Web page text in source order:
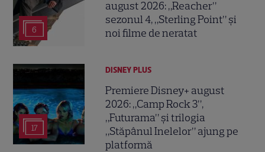
6
august 2026: „Reacher”
sezonul 4, „Sterling Point” și
noi filme de neratat
17
DISNEY PLUS
Premiere Disney+ august
2026: „Camp Rock 3”,
„Futurama” și trilogia
„Stăpânul Inelelor” ajung pe
platformă